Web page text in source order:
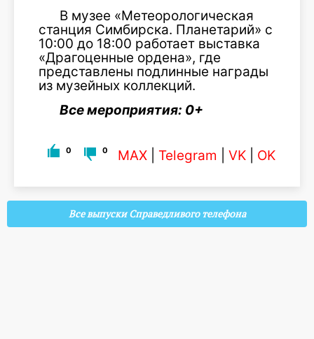
В музее «Метеорологическая
станция Симбирска. Планетарий» с
10:00 до 18:00 работает выставка
«Драгоценные ордена», где
представлены подлинные награды
из музейных коллекций.
Все мероприятия: 0+
0 0 MAX Telegram VK OK
Все выпуски Справедливого телефона